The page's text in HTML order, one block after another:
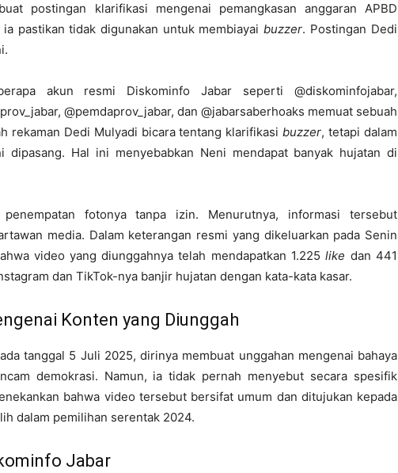
postingan klarifikasi mengenai pemangkasan anggaran APBD
pastikan tidak digunakan untuk membiayai buzzer. Postingan Dedi
akun resmi Diskominfo Jabar seperti @diskominfojabar,
@pemdaprov_jabar, dan @jabarsaberhoaks memuat sebuah
rekaman Dedi Mulyadi bicara tentang klarifikasi buzzer, tetapi dalam
dipasang. Hal ini menyebabkan Neni mendapat banyak hujatan di
fotonya tanpa izin. Menurutnya, informasi tersebut
media. Dalam keterangan resmi yang dikeluarkan pada Senin
video yang diunggahnya telah mendapatkan 1.225 like dan 441
dan TikTok-nya banjir hujatan dengan kata-kata kasar.
Konten yang Diunggah
demokrasi. Namun, ia tidak pernah menyebut secara spesifik
bahwa video tersebut bersifat umum dan ditujukan kepada
dalam pemilihan serentak 2024.
Jabar